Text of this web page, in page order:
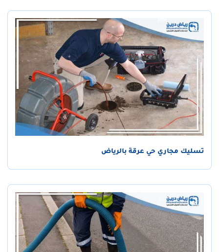
تسليك مجاري حي عرقة بالرياض